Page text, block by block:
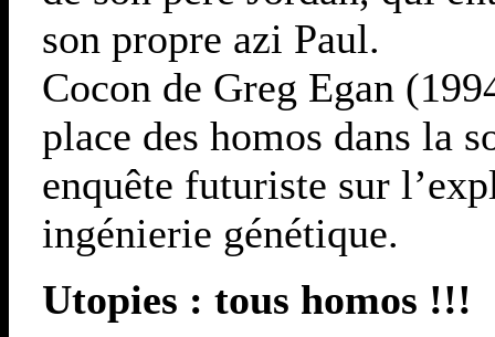
son propre azi Paul.
Cocon de Greg Egan
place des homos dans la
enquête futuriste sur
ingénierie génétique.
Utopies : tous homos !!!